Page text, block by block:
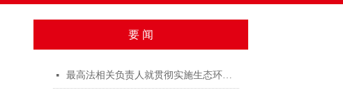
要 闻
넷 最高法相关负责人就贯彻实施生态环境法典暨司法解释清理工作答记者问